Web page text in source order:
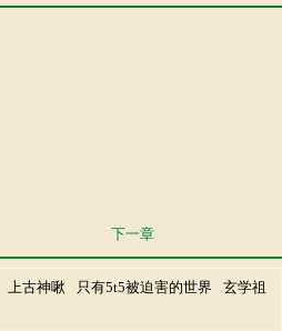
下一章
上古神啾 只有5t5被迫害的世界
玄学祖